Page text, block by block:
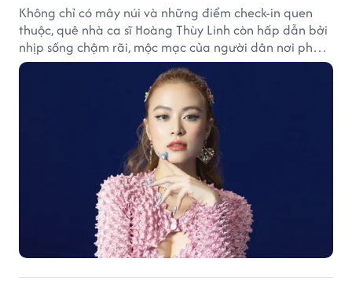
Không chỉ có mây núi và những điểm check-in quen
thuộc, quê nhà ca sĩ Hoàng Thùy Linh còn hấp dẫn bởi
nhịp sống chậm rãi, mộc mạc của người dân nơi phố
núi.